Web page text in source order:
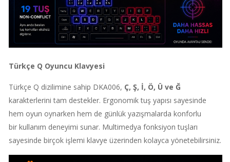
Türkçe Q Oyuncu Klavyesi
Türkçe Q dizilimine sahip DKA006, Ç, Ş, İ, Ö, Ü ve Ğ
karakterlerini tam destekler. Ergonomik tuş yapısı sayesinde
hem oyun oynarken hem de günlük yazışmalarda konforlu
bir kullanım deneyimi sunar. Multimedya fonksiyon tuşları
sayesinde birçok işlemi klavye üzerinden kolayca yönetebilirsiniz.